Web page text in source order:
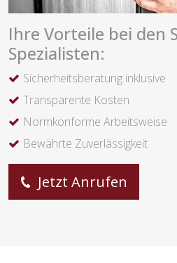
Ihre Vorteile bei den
Spezialisten:
Sicherheitsberatung inklusive
Transparente Kosten
Normkonforme Arbeitsweise
Bewährte Zuverlässigkeit
Jetzt Anrufen